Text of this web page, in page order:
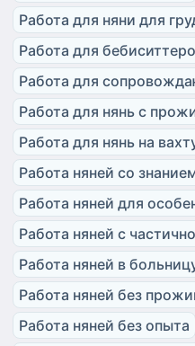
Работа для няни для
Работа для
Работа для
Работа для нянь с
Работа для нянь на
Работа няней со
Работа няней для
Работа няней с
Работа няней в
Работа няней без
Работа няней без опыта